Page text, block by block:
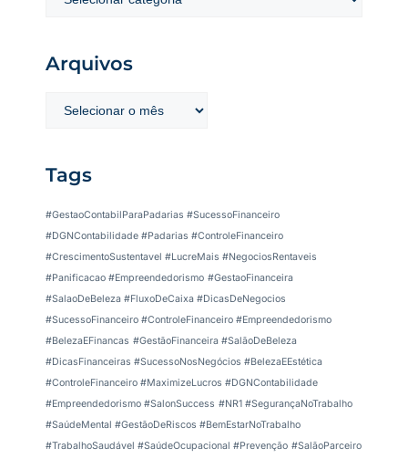
Arquivos
Tags
#GestaoContabilParaPadarias #SucessoFinanceiro
#DGNContabilidade #Padarias #ControleFinanceiro
#CrescimentoSustentavel #LucreMais #NegociosRentaveis
#Panificacao #Empreendedorismo #GestaoFinanceira
#SalaoDeBeleza #FluxoDeCaixa #DicasDeNegocios
#SucessoFinanceiro #ControleFinanceiro #Empreendedorismo
#BelezaEFinancas #GestãoFinanceira #SalãoDeBeleza
#DicasFinanceiras #SucessoNosNegócios #BelezaEEstética
#ControleFinanceiro #MaximizeLucros #DGNContabilidade
#Empreendedorismo #SalonSuccess #NR1 #SegurançaNoTrabalho
#SaúdeMental #GestãoDeRiscos #BemEstarNoTrabalho
#TrabalhoSaudável #SaúdeOcupacional #Prevenção #SalãoParceiro